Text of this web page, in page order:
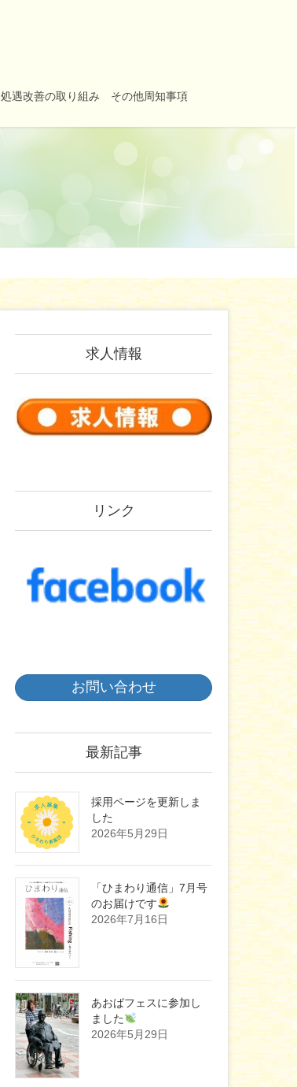
処遇改善の取り組み その他周知事項
求人情報
リンク
お問い合わせ
最新記事
採用ページを更新しま
した
2026年5月29日
「ひまわり通信」7月号
のお届けです
2026年7月16日
あおばフェスに参加し
ました
2026年5月29日